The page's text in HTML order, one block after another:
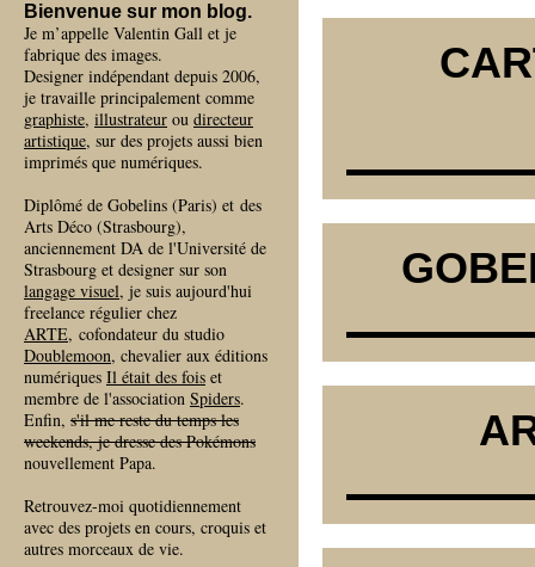
Bienvenue sur mon blog.
Je m’appelle Valentin Gall et je
fabrique des images.
Designer indépendant depuis 2006,
je travaille principalement comme
graphiste, illustrateur ou directeur
artistique, sur des projets aussi bien
imprimés que numériques.
Diplômé de Gobelins (Paris) et des
Arts Déco (Strasbourg),
anciennement DA de l'Université de
Strasbourg et designer sur son
langage visuel, je suis aujourd'hui
freelance régulier chez
ARTE, cofondateur du studio
Doublemoon, chevalier aux éditions
numériques Il était des fois et
membre de l'association Spiders.
Enfin, s'il me reste du temps les
weekends, je dresse des Pokémons
nouvellement Papa.
Retrouvez-moi quotidiennement
avec des projets en cours, croquis et
autres morceaux de vie.